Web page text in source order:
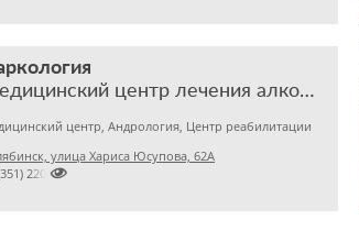
Медицинский центр лечения алкоголизма и наркомании
центр, Андрология, Центр реабилитации
улица Хариса Юсупова, 62А

2201281